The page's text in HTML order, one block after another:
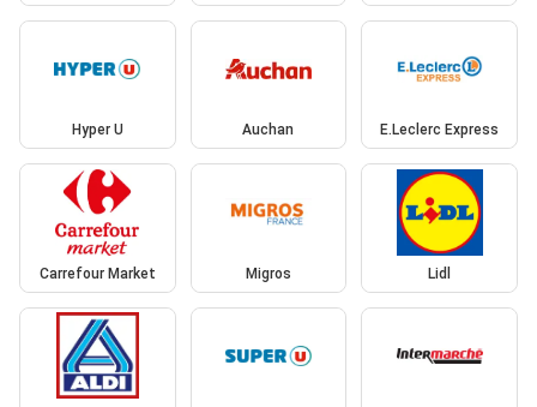
Hyper U Auchan E.Leclerc Express
Carrefour Market Migros Lidl